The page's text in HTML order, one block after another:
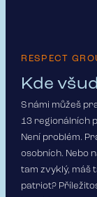
RESPECT
Kde
S námi můžeš
13 regionálních
Není problém.
osobních. Nebo
tam zvyklý, máš
patriot?